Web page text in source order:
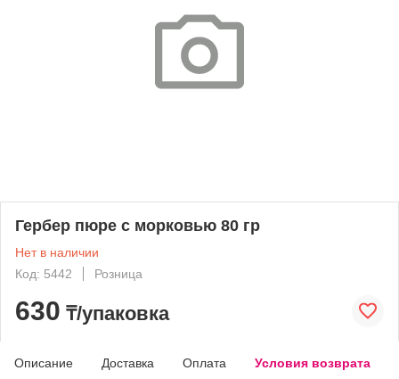
Гербер пюре с морковью 80 гр
Нет в наличии
Код: 5442
Розница
630 ₸/упаковка
Описание Доставка Оплата Условия возврата